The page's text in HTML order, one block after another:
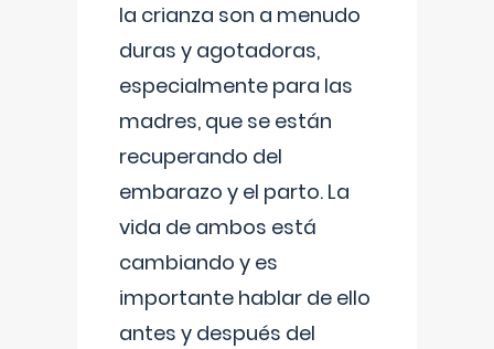
la crianza son a menudo
duras y agotadoras,
especialmente para las
madres, que se están
recuperando del
embarazo y el parto. La
vida de ambos está
cambiando y es
importante hablar de ello
antes y después del